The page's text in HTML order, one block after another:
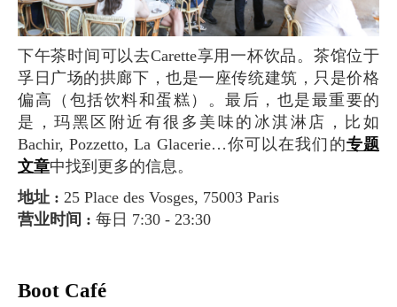
下午茶时间可以去Carette享用一杯饮品。茶馆位于
孚日广场的拱廊下，也是一座传统建筑，只是价格
偏高（包括饮料和蛋糕）。最后，也是最重要的
是，玛黑区附近有很多美味的冰淇淋店，比如
Bachir, Pozzetto, La Glacerie…你可以在我们的专题
文章中找到更多的信息。
地址 : 25 Place des Vosges, 75003 Paris
营业时间 : 每日 7:30 - 23:30
Boot Café